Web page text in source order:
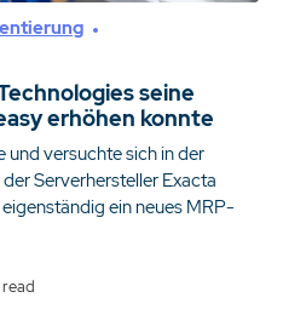
seine
erhöhen konnte
und versuchte sich in der
Serverhersteller Exacta
ein neues MRP-